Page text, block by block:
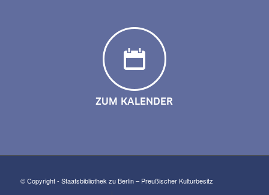
ZUM KALENDER
© Copyright - Staatsbibliothek zu Berlin – Preußischer Kulturbesitz